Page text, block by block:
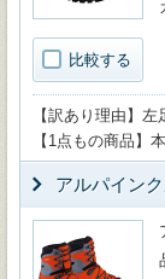
比較する
【訳あり理由】
【1点もの商品】
アルパイン